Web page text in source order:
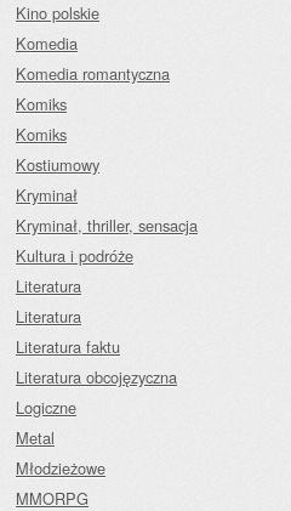
Kino polskie
Komedia
Komedia romantyczna
Komiks
Komiks
Kostiumowy
Kryminał
Kryminał, thriller, sensacja
Kultura i podróże
Literatura
Literatura
Literatura faktu
Literatura obcojęzyczna
Logiczne
Metal
Młodzieżowe
MMORPG